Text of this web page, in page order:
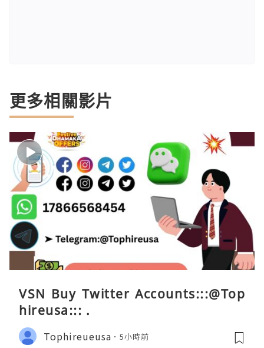
更多相關影片
VSN Buy Twitter Accounts:::@Top
hireusa::: .
Tophireueusa 5小時前